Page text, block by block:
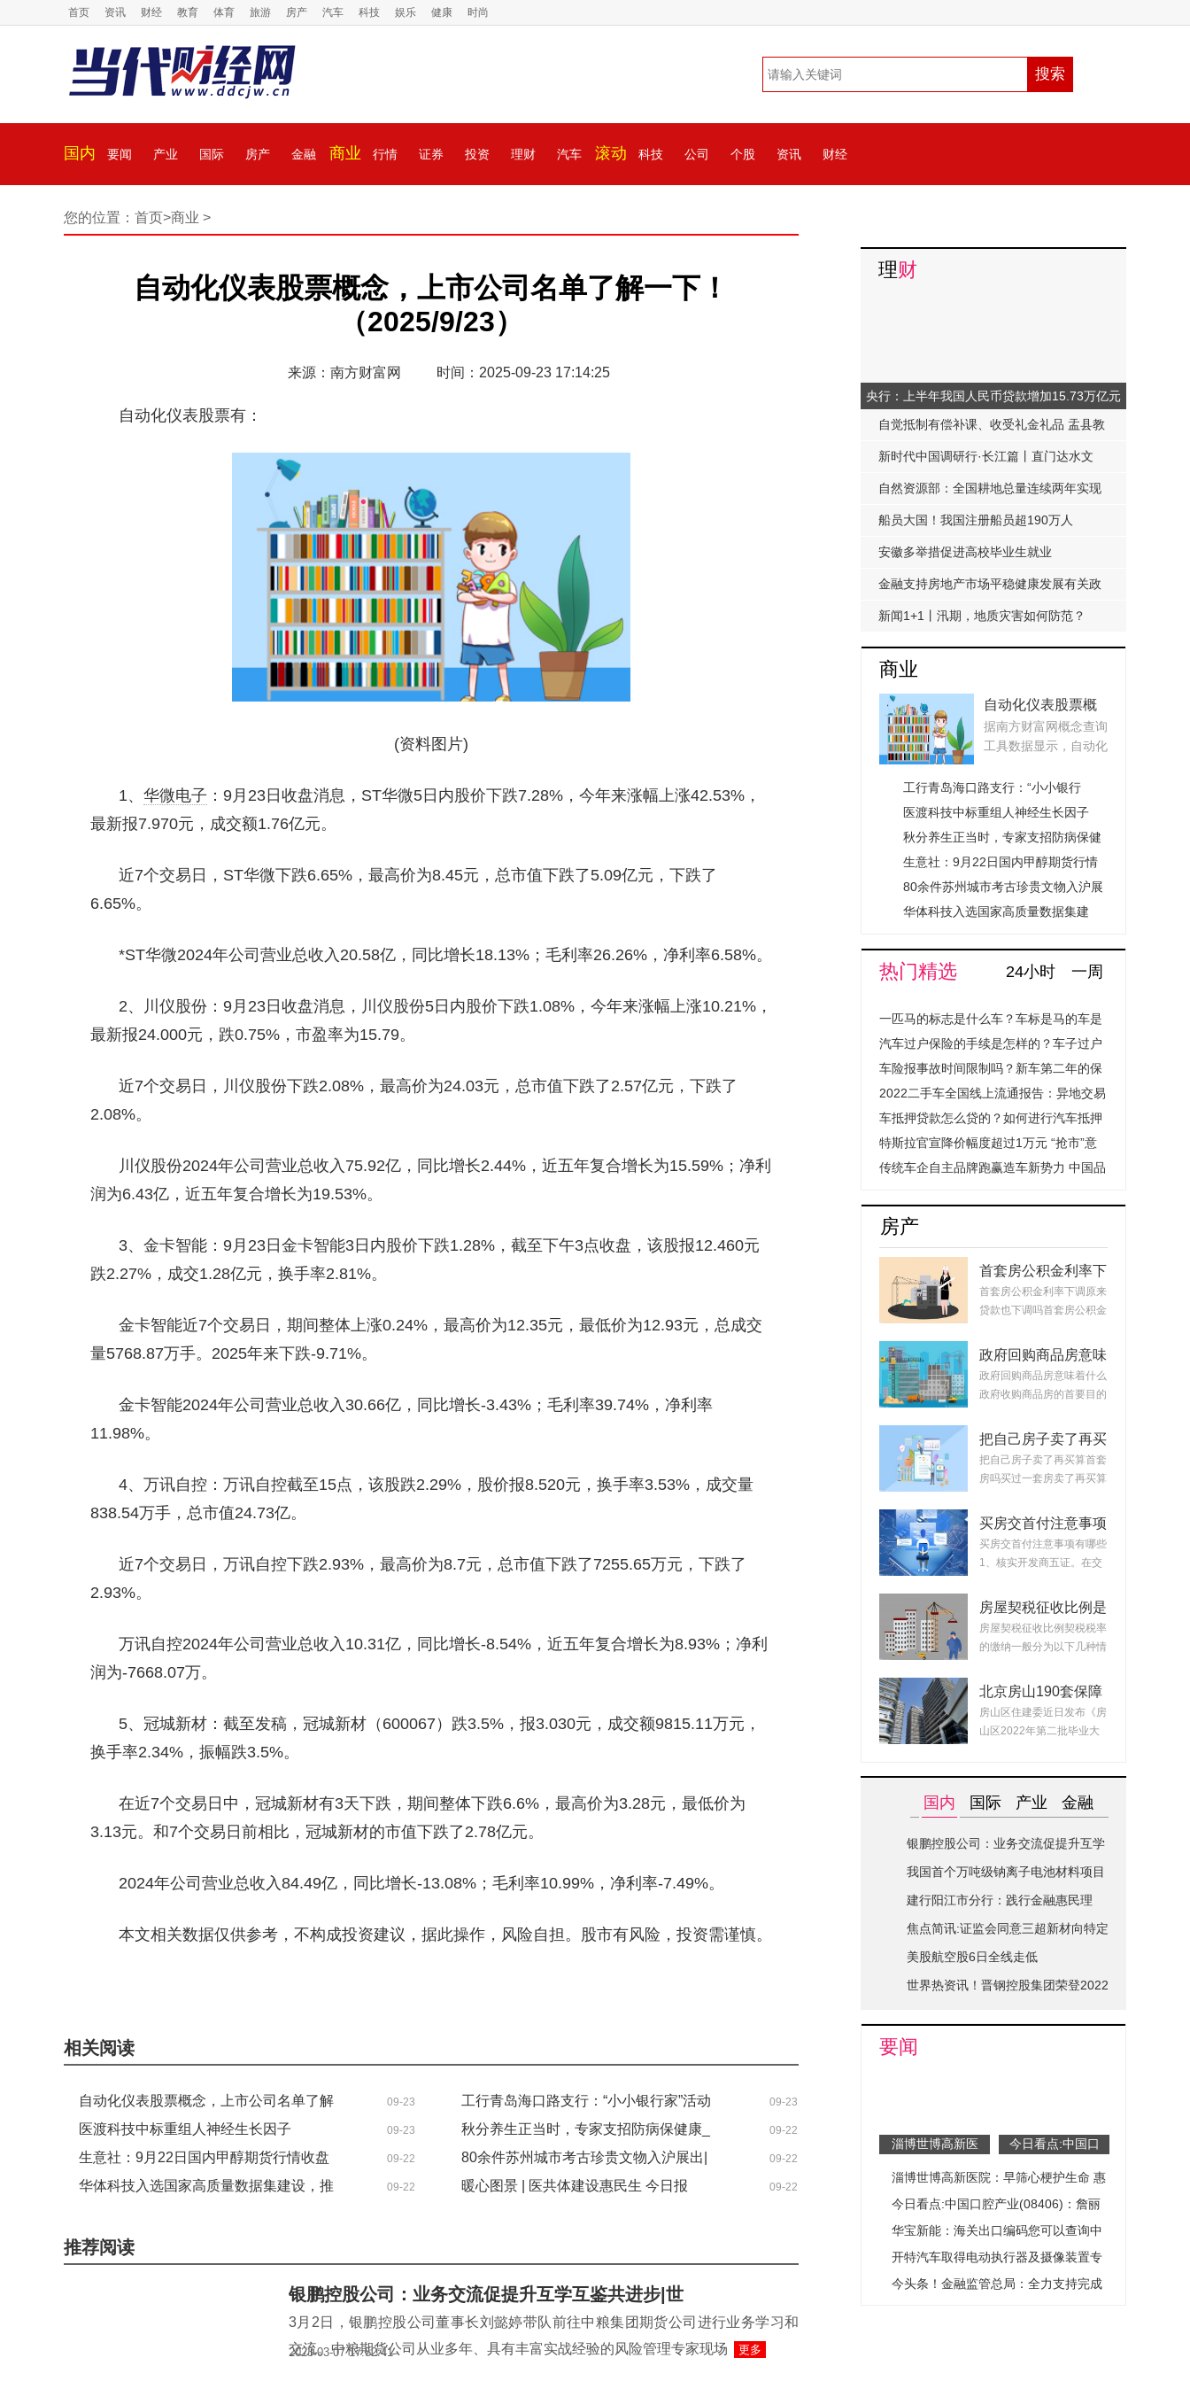
首页 资讯 财经 教育 体育 旅游 房产 汽车 科技 娱乐 健康 时尚
国内 要闻 产业 国际 房产 金融 商业 行情 证券 投资 理财 汽车 滚动 科技 公司 个股 资讯 财经
您的位置： 首页>商业 >
自动化仪表股票概念，上市公司名单了解一下！
（2025/9/23）
来源：南方财富网 时间：2025-09-23 17:14:25
自动化仪表股票有：
(资料图片)
1、 华微电子 ：9月23日收盘消息，ST华微5日内股价下跌7.28%，今年来涨幅上涨42.53%，
最新报7.970元，成交额1.76亿元。
近7个交易日，ST华微下跌6.65%，最高价为8.45元，总市值下跌了5.09亿元，下跌了
6.65%。
*ST华微2024年公司营业总收入20.58亿，同比增长18.13%；毛利率26.26%，净利率6.58%。
2、川仪股份：9月23日收盘消息，川仪股份5日内股价下跌1.08%，今年来涨幅上涨10.21%，
最新报24.000元，跌0.75%，市盈率为15.79。
近7个交易日，川仪股份下跌2.08%，最高价为24.03元，总市值下跌了2.57亿元，下跌了
2.08%。
川仪股份2024年公司营业总收入75.92亿，同比增长2.44%，近五年复合增长为15.59%；净利
润为6.43亿，近五年复合增长为19.53%。
3、金卡智能：9月23日金卡智能3日内股价下跌1.28%，截至下午3点收盘，该股报12.460元
跌2.27%，成交1.28亿元，换手率2.81%。
金卡智能近7个交易日，期间整体上涨0.24%，最高价为12.35元，最低价为12.93元，总成交
量5768.87万手。2025年来下跌-9.71%。
金卡智能2024年公司营业总收入30.66亿，同比增长-3.43%；毛利率39.74%，净利率
11.98%。
4、万讯自控：万讯自控截至15点，该股跌2.29%，股价报8.520元，换手率3.53%，成交量
838.54万手，总市值24.73亿。
近7个交易日，万讯自控下跌2.93%，最高价为8.7元，总市值下跌了7255.65万元，下跌了
2.93%。
万讯自控2024年公司营业总收入10.31亿，同比增长-8.54%，近五年复合增长为8.93%；净利
润为-7668.07万。
5、冠城新材：截至发稿，冠城新材（600067）跌3.5%，报3.030元，成交额9815.11万元，
换手率2.34%，振幅跌3.5%。
在近7个交易日中，冠城新材有3天下跌，期间整体下跌6.6%，最高价为3.28元，最低价为
3.13元。和7个交易日前相比，冠城新材的市值下跌了2.78亿元。
2024年公司营业总收入84.49亿，同比增长-13.08%；毛利率10.99%，净利率-7.49%。
本文相关数据仅供参考，不构成投资建议，据此操作，风险自担。股市有风险，投资需谨慎。
相关阅读
自动化仪表股票概念，上市公司名单了解
一下！（2025/9/23）
09-23
工行青岛海口路支行：“小小银行家”活动
助力青少年金融启蒙
09-23
医渡科技中标重组人神经生长因子
（SMR001）滴眼液Ⅲ期临床研究项目
09-23
秋分养生正当时，专家支招防病保健康_
热头条
09-22
生意社：9月22日国内甲醇期货行情收盘
下跌 观速讯
09-22
80余件苏州城市考古珍贵文物入沪展出|
时讯
09-22
华体科技入选国家高质量数据集建设，推
09-22 暖心图景 | 医共体建设惠民生 今日报 09-22
推荐阅读
银鹏控股公司：业务交流促提升互学互鉴共进步|世
3月2日，银鹏控股公司董事长刘懿婷带队前往中粮集团期货公司进行业务学习和
交流。中粮期货公司从业多年、具有丰富实战经验的风险管理专家现场
更多
2023-03-07 17:52:41
理财
央行：上半年我国人民币贷款增加15.73万亿元
自觉抵制有偿补课、收受礼金礼品 盂县教
科局发布《工作提醒函》
新时代中国调研行·长江篇丨直门达水文
站：从靠人力蹲点到监测自动化
自然资源部：全国耕地总量连续两年实现
净增加
船员大国！我国注册船员超190万人
安徽多举措促进高校毕业生就业
金融支持房地产市场平稳健康发展有关政
策延期至明年底
新闻1+1丨汛期，地质灾害如何防范？
商业
自动化仪表股票概
念，上市公司名单
了解一下！
据南方财富网概念查询
工具数据显示，自动化
工行青岛海口路支行：“小小银行
家”活动助力青少年金融启蒙
医渡科技中标重组人神经生长因子
（SMR001）滴眼液Ⅲ期临床研究项
目
秋分养生正当时，专家支招防病保健
康_热头条
生意社：9月22日国内甲醇期货行情
收盘下跌 观速讯
80余件苏州城市考古珍贵文物入沪展
出|时讯
华体科技入选国家高质量数据集建
热门精选 24小时 一周
一匹马的标志是什么车？车标是马的车是
什么汽车？
汽车过户保险的手续是怎样的？车子过户
保险费用会上涨吗？
车险报事故时间限制吗？新车第二年的保
险怎么买？
2022二手车全国线上流通报告：异地交易
量提升超1.4倍成绝对主流
车抵押贷款怎么贷的？如何进行汽车抵押
贷款程序是怎样的？
特斯拉官宣降价幅度超过1万元 “抢市”意
图明显
传统车企自主品牌跑赢造车新势力 中国品
房产
首套房公积金利率下
调原来贷款也下调
吗？公积金贷款会随
吗？
首套房公积金利率下调原来
贷款也下调吗首套房公积金
政府回购商品房意味
着什么？政府回购安
置房价格如何定？
政府回购商品房意味着什么
政府收购商品房的首要目的
把自己房子卖了再买
算首套房吗？把房子
卖掉再买房子算二套
把自己房子卖了再买算首套
房吗买过一套房卖了再买算
买房交首付注意事项
有哪些？买房交完首
付款后接下来的流程
买房交首付注意事项有哪些
1、核实开发商五证。在交
房屋契税征收比例是
什么？ 2022房产契
税最新政策
房屋契税征收比例契税税率
的缴纳一般分为以下几种情
北京房山190套保障
租赁房面向毕业生配
租 房源均为精装交
房山区住建委近日发布《房
山区2022年第二批毕业大
国内 国际 产业 金融
银鹏控股公司：业务交流促提升互学
互鉴共进步|世界简讯
我国首个万吨级钠离子电池材料项目
在山西综改区开建
建行阳江市分行：践行金融惠民理
念-全球关注
焦点简讯:证监会同意三超新材向特定
对象发行股票的注册申请
美股航空股6日全线走低
世界热资讯！晋钢控股集团荣登2022
要闻
淄博世博高新医
命 惠民医疗暖人
心_每日关注
今日看点:中国口
詹丽娟辞任联席公
司秘书及授权代表
淄博世博高新医院：早筛心梗护生命 惠
民医疗暖人心_每日关注
今日看点:中国口腔产业(08406)：詹丽
娟辞任联席公司秘书及授权代表
华宝新能：海关出口编码您可以查询中
国海关公开资料
开特汽车取得电动执行器及摄像装置专
利，减弱器件翻转时的噪音
今头条！金融监管总局：全力支持完成